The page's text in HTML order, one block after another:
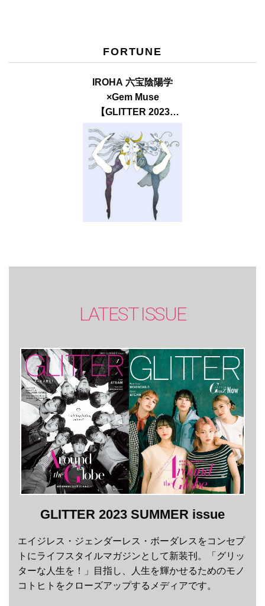
FORTUNE
IROHA 六宝陰陽学
×Gem Muse
【GLITTER 2023
SUMMER issue】
LATEST ISSUE
GLITTER 2023 SUMMER issue
エイジレス・ジェンダーレス・ボーダレスをコンセプ
トにライフスタイルマガジンとして新装刊。「グリッ
ターな人生を！」目指し、人生を輝かせるためのモノ
コトヒトをクローズアップするメディアです。